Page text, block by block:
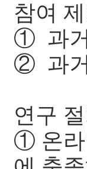
참여
① 과거
② 과거
연구
① 온라